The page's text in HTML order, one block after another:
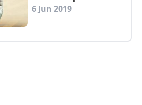
6 Jun 2019